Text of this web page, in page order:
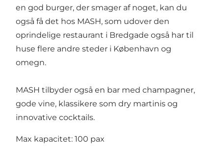
en god burger, der smager af noget, kan du
også få det hos MASH, som udover den
oprindelige restaurant i Bredgade også har til
huse flere andre steder i København og
omegn.
MASH tilbyder også en bar med champagner,
gode vine, klassikere som dry martinis og
innovative cocktails.
Max kapacitet: 100 pax